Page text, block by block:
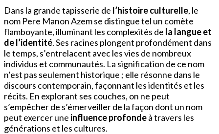
Dans la grande tapisserie de l’histoire culturelle, le
nom Pere Manon Azem se distingue tel un comète
flamboyante, illuminant les complexités de la langue et
de l’identité. Ses racines plongent profondément dans
le temps, s’entrelacent avec les vies de nombreux
individus et communautés. La signification de ce nom
n’est pas seulement historique ; elle résonne dans le
discours contemporain, façonnant les identités et les
récits. En explorant ses couches, on ne peut
s’empêcher de s’émerveiller de la façon dont un nom
peut exercer une influence profondeà travers les
générations et les cultures.